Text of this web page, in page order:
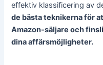
effektiv klassificering av
de bästa teknikerna för
Amazon-säljare och
dina affärsmöjligheter.